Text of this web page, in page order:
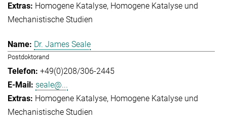
Homogene Katalyse Homogene Katalyse und
Mechanistische Studien
Dr. James Seale
Postdoktorand
+49(0)208/306-2445
seale@...
Homogene Katalyse Homogene Katalyse und
Mechanistische Studien